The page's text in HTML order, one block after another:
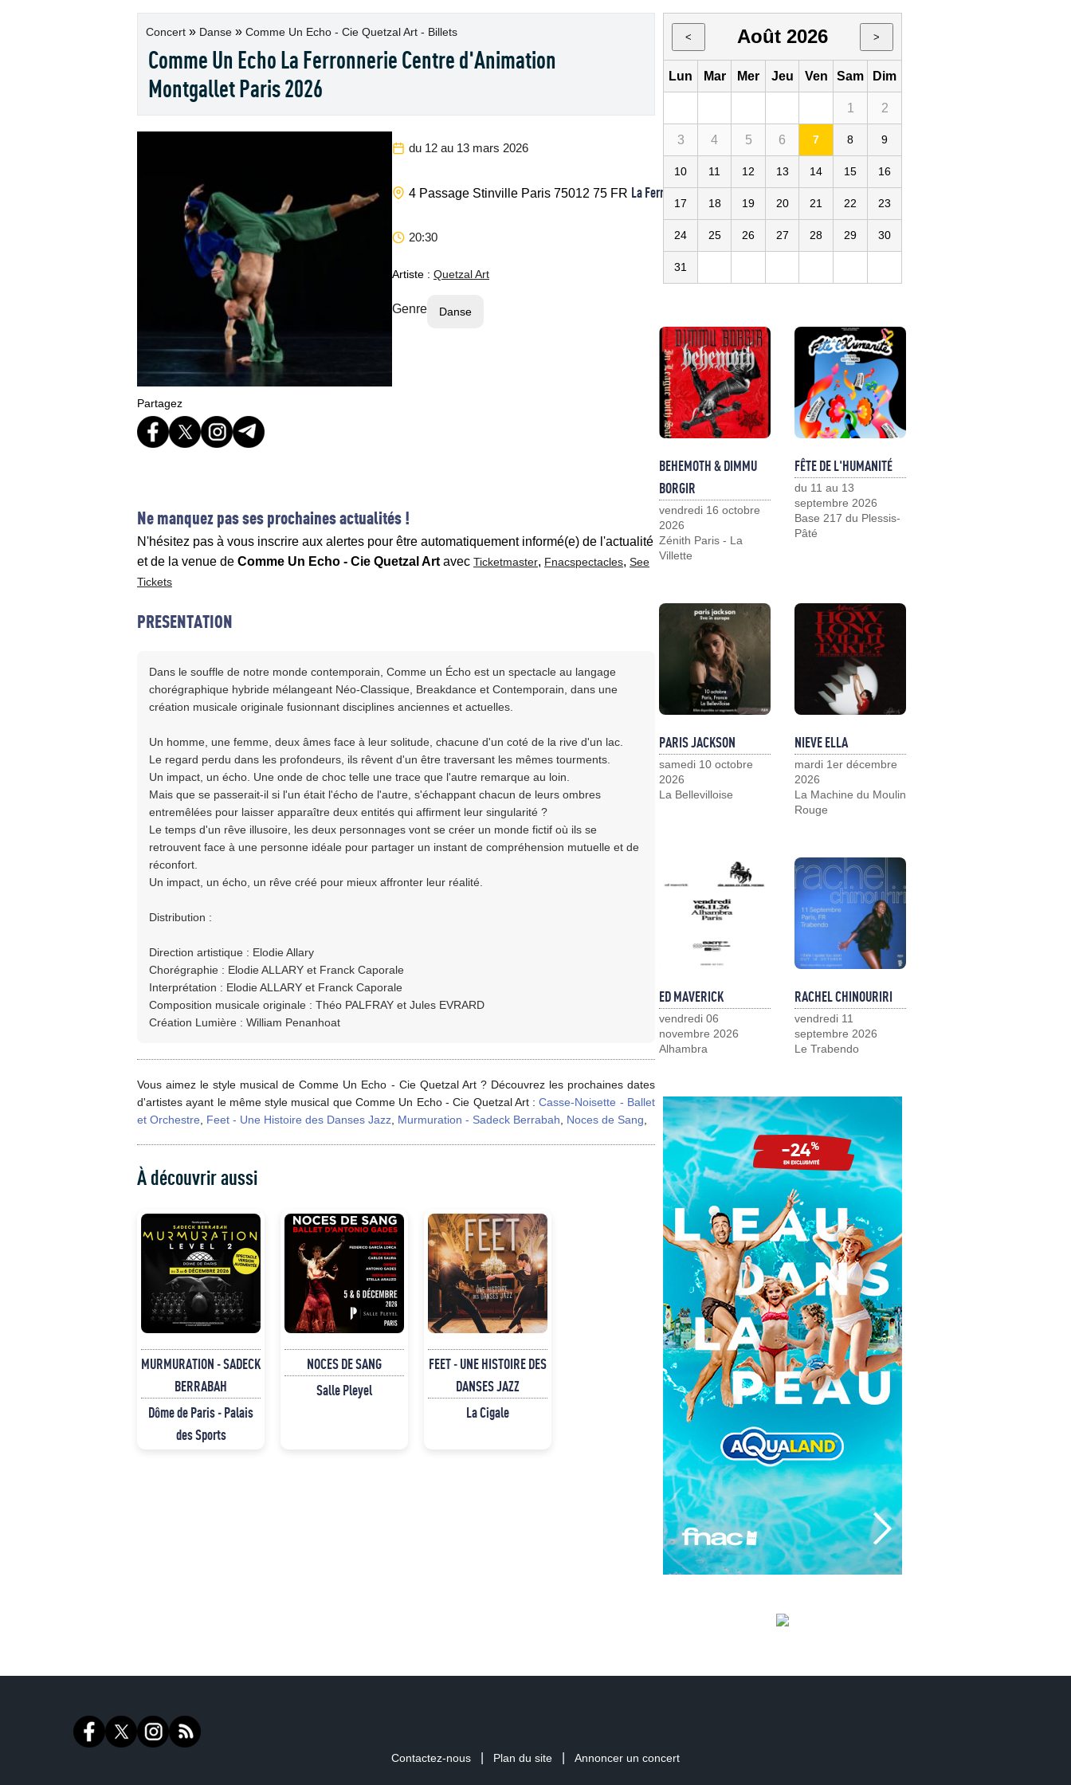
Concert » Danse » Comme Un Echo - Cie Quetzal Art - Billets
Comme Un Echo La Ferronnerie Centre d'Animation
Montgallet Paris 2026
du 12 au 13 mars 2026
4 Passage Stinville Paris 75012 75 FR La Ferronnerie Centre d'Animation Montgallet
20:30
Artiste : Quetzal Art
Genre Danse
Partagez
Ne manquez pas ses prochaines actualités !
N'hésitez pas à vous inscrire aux alertes pour être automatiquement informé(e) de l'actualité
et de la venue de Comme Un Echo - Cie Quetzal Art avec Ticketmaster, Fnacspectacles, See
Tickets
PRESENTATION
Dans le souffle de notre monde contemporain, Comme un Écho est un spectacle au langage
chorégraphique hybride mélangeant Néo-Classique, Breakdance et Contemporain, dans une
création musicale originale fusionnant disciplines anciennes et actuelles.
Un homme, une femme, deux âmes face à leur solitude, chacune d'un coté de la rive d'un lac.
Le regard perdu dans les profondeurs, ils rêvent d'un être traversant les mêmes tourments.
Un impact, un écho. Une onde de choc telle une trace que l'autre remarque au loin.
Mais que se passerait-il si l'un était l'écho de l'autre, s'échappant chacun de leurs ombres
entremêlées pour laisser apparaître deux entités qui affirment leur singularité ?
Le temps d'un rêve illusoire, les deux personnages vont se créer un monde fictif où ils se
retrouvent face à une personne idéale pour partager un instant de compréhension mutuelle et de
réconfort.
Un impact, un écho, un rêve créé pour mieux affronter leur réalité.
Distribution :
Direction artistique : Elodie Allary
Chorégraphie : Elodie ALLARY et Franck Caporale
Interprétation : Elodie ALLARY et Franck Caporale
Composition musicale originale : Théo PALFRAY et Jules EVRARD
Création Lumière : William Penanhoat
Vous aimez le style musical de Comme Un Echo - Cie Quetzal Art ? Découvrez les prochaines dates
d'artistes ayant le même style musical que Comme Un Echo - Cie Quetzal Art :Casse-Noisette - Ballet
et Orchestre
Feet - Une Histoire des Danses Jazz Murmuration - Sadeck Berrabah Noces de Sang
À découvrir aussi
MURMURATION - SADECK
BERRABAH
Dôme de Paris - Palais
des Sports
NOCES DE SANG
Salle Pleyel
FEET - UNE HISTOIRE DES
DANSES JAZZ
La Cigale
< Août 2026 >
Lun Mar Mer Jeu Ven Sam Dim
1 2
3 4 5 6 7 8 9
10 11 12 13 14 15 16
17 18 19 20 21 22 23
24 25 26 27 28 29 30
31
BEHEMOTH & DIMMU
BORGIR
vendredi 16 octobre
2026
Zénith Paris - La
Villette
FÊTE DE L'HUMANITÉ
du 11 au 13
septembre 2026
Base 217 du Plessis-
Pâté
PARIS JACKSON
samedi 10 octobre
2026
La Bellevilloise
NIEVE ELLA
mardi 1er décembre
2026
La Machine du Moulin
Rouge
ED MAVERICK
vendredi 06
novembre 2026
Alhambra
RACHEL CHINOURIRI
vendredi 11
septembre 2026
Le Trabendo
Contactez-nous Plan du site Annoncer un concert